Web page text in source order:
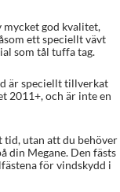
mycket god kvalitet,
ett speciellt vävt
som tål tuffa tag.
är speciellt tillverkat
2011+, och är inte en
tid, utan att du behöver
din Megane. Den fästs
för vindskydd i